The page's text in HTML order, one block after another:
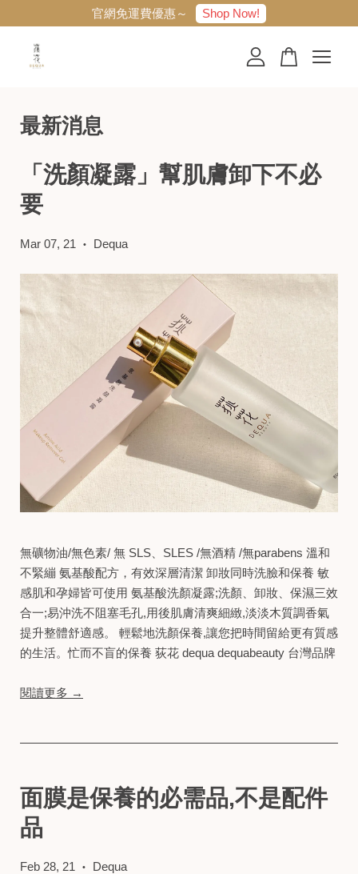
官網免運費優惠～ Shop Now!
最新消息
「洗顏凝露」幫肌膚卸下不必
要
Mar 07, 21 • Dequa
無礦物油/無色素/ 無 SLS、SLES /無酒精 /無parabens 溫和
不緊繃 氨基酸配方，有效深層清潔 卸妝同時洗臉和保養 敏
感肌和孕婦皆可使用 氨基酸洗顏凝露;洗顏、卸妝、保濕三效
合一;易沖洗不阻塞毛孔,用後肌膚清爽細緻,淡淡木質調香氣
提升整體舒適感。 輕鬆地洗顏保養,讓您把時間留給更有質感
的生活。​ 忙而不盲的保養 荻花 dequa dequabeauty 台灣品牌
閱讀更多 →
面膜是保養的必需品,不是配件
品
Feb 28, 21 • Dequa